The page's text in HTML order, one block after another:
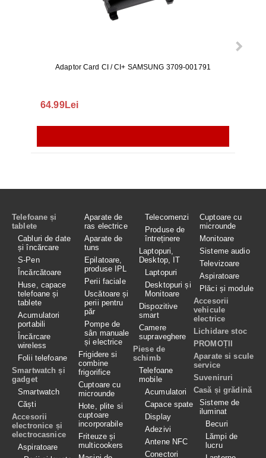
Adaptor Card CI / CI+ SAMSUNG 3709-001791
64.99Lei
Telefoane și
tablete
Cabluri de date
și încărcare
S-Pen
Încărcătoare
Huse, capace
telefoane și
tablete
Acumulatori
portabili
Încărcare
wireless
Folii telefoane
Smartwatch și
gadget
Smartwatch
Căști
Accesorii
electronice și
electrocasnice
Aspiratoare
Aparate de
ras electrice
Aparate de
tuns
Epilatoare,
produse IPL
Perii faciale
Uscătoare și
perii pentru
păr
Pompe de
sân manuale
și electrice
Frigidere si
combine
frigorifice
Cuptoare cu
microunde
Hote, plite si
cuptoare
incorporabile
Friteuze și
multicookers
Telecomenzi
Produse de
întreținere
Laptopuri,
Desktop, IT
Laptopuri
Desktopuri și
Monitoare
Dispozitive
smart
Camere
supraveghere
Piese de
schimb
Telefoane
mobile
Acumulatori
Capace spate
Display
Adezivi
Antene NFC
Conectori
Cuptoare cu
microunde
Monitoare
Sisteme audio
Televizoare
Aspiratoare
Plăci și module
Accesorii
vehicule
electrice
Lichidare stoc
PROMOȚII
Aparate si scule
service
Suveniruri
Casă și grădină
Sisteme de
iluminat
Becuri
Lămpi de
lucru